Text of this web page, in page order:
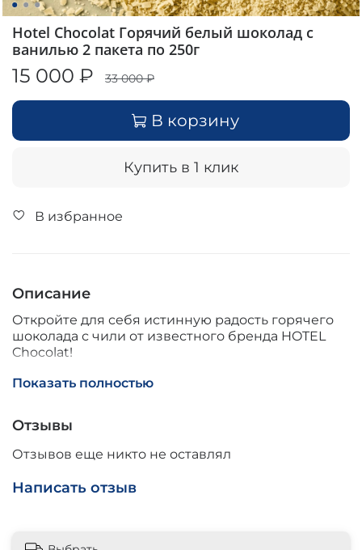
Hotel Chocolat Горячий белый шоколад с
ванилью 2 пакета по 250г
15 000 ₽ 33 000 ₽
В корзину
Купить в 1 клик
В избранное
Описание
Откройте для себя истинную радость горячего
шоколада с чили от известного бренда HOTEL
Chocolat!
Представляем вашему вниманию уникальный
который станет настоящим удовольствием для
любителей шоколада и острых ощущений. Этот
напиток создан из высококачественного какао-
придающим ему неповторимый вкус и аромат.
- Без ГМО, без искусственных добавок и
Показать полностью
Отзывы
Отзывов еще никто не оставлял
Написать отзыв